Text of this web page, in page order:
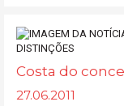
Costa do
27.06.2011